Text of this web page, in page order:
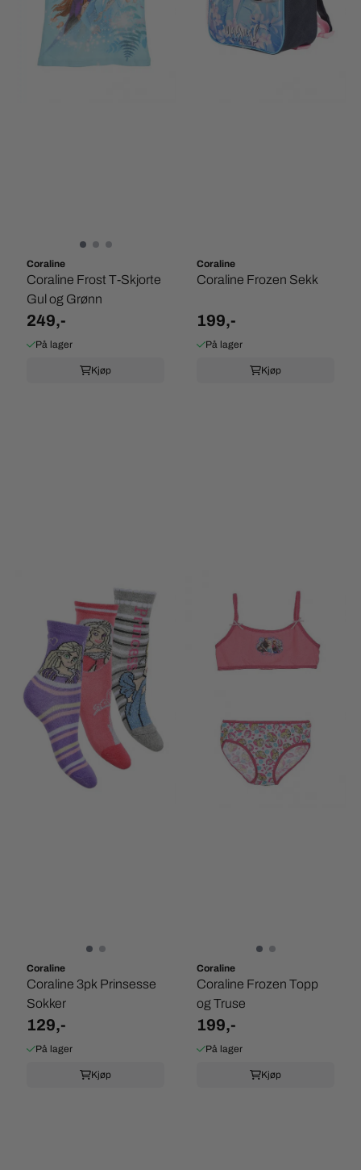
Coraline
Coraline Frost T-Skjorte
Gul og Grønn
249,-
På lager
Kjøp
Coraline
Coraline Frozen Sekk
199,-
På lager
Kjøp
Coraline
Coraline 3pk Prinsesse
Sokker
129,-
På lager
Kjøp
Coraline
Coraline Frozen Topp
og Truse
199,-
På lager
Kjøp